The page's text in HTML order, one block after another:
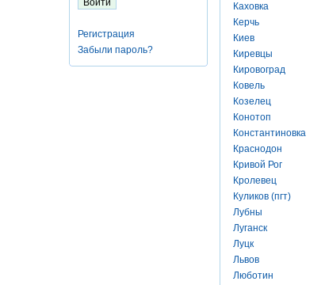
Регистрация
Забыли пароль?
Каховка
Керчь
Киев
Киревцы
Кировоград
Ковель
Козелец
Конотоп
Константиновка
Краснодон
Кривой Рог
Кролевец
Куликов (пгт)
Лубны
Луганск
Луцк
Львов
Люботин